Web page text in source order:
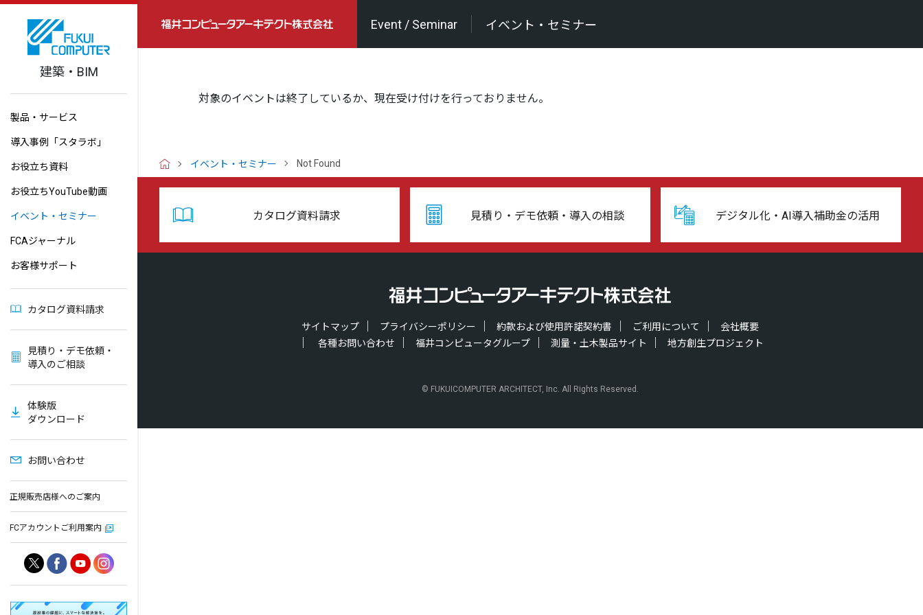
建築・BIM
製品・サービス
導入事例「スタラボ」
お役立ち資料
お役立ちYouTube動画
イベント・セミナー
FCAジャーナル
お客様サポート
カタログ資料請求
見積り・デモ依頼・
導入のご相談
体験版
ダウンロード
お問い合わせ
正規販売店様へのご案内
FCアカウントご利用案内
Event / Seminar イベント・セミナー
対象のイベントは終了しているか、現在受け付けを行っておりません。
H
O
イベント・セミナー Not Found
カタログ資料請求 見積り・デモ依頼・導入の相談 デジタル化・AI導入補助金の活用
サイトマップ プライバシーポリシー 約款および使用許諾契約書 ご利用について
会社概要
各種お問い合わせ
福井コンピュータグループ 測量・土木製品サイト 地方創生プロジェクト
© FUKUICOMPUTER ARCHITECT, Inc. All Rights Reserved.